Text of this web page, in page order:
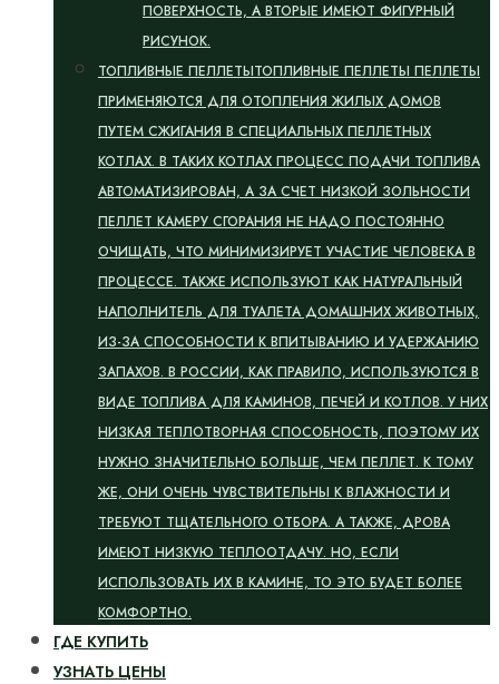
ПОВЕРХНОСТЬ, А ВТОРЫЕ ИМЕЮТ ФИГУРНЫЙ
РИСУНОК.
ТОПЛИВНЫЕ ПЕЛЛЕТЫТОПЛИВНЫЕ ПЕЛЛЕТЫ ПЕЛЛЕТЫ
ПРИМЕНЯЮТСЯ ДЛЯ ОТОПЛЕНИЯ ЖИЛЫХ ДОМОВ
ПУТЕМ СЖИГАНИЯ В СПЕЦИАЛЬНЫХ ПЕЛЛЕТНЫХ
КОТЛАХ. В ТАКИХ КОТЛАХ ПРОЦЕСС ПОДАЧИ ТОПЛИВА
АВТОМАТИЗИРОВАН, А ЗА СЧЕТ НИЗКОЙ ЗОЛЬНОСТИ
ПЕЛЛЕТ КАМЕРУ СГОРАНИЯ НЕ НАДО ПОСТОЯННО
ОЧИЩАТЬ, ЧТО МИНИМИЗИРУЕТ УЧАСТИЕ ЧЕЛОВЕКА В
ПРОЦЕССЕ. ТАКЖЕ ИСПОЛЬЗУЮТ КАК НАТУРАЛЬНЫЙ
НАПОЛНИТЕЛЬ ДЛЯ ТУАЛЕТА ДОМАШНИХ ЖИВОТНЫХ,
ИЗ-ЗА СПОСОБНОСТИ К ВПИТЫВАНИЮ И УДЕРЖАНИЮ
ЗАПАХОВ. В РОССИИ, КАК ПРАВИЛО, ИСПОЛЬЗУЮТСЯ В
ВИДЕ ТОПЛИВА ДЛЯ КАМИНОВ, ПЕЧЕЙ И КОТЛОВ. У НИХ
НИЗКАЯ ТЕПЛОТВОРНАЯ СПОСОБНОСТЬ, ПОЭТОМУ ИХ
НУЖНО ЗНАЧИТЕЛЬНО БОЛЬШЕ, ЧЕМ ПЕЛЛЕТ. К ТОМУ
ЖЕ, ОНИ ОЧЕНЬ ЧУВСТВИТЕЛЬНЫ К ВЛАЖНОСТИ И
ТРЕБУЮТ ТЩАТЕЛЬНОГО ОТБОРА. А ТАКЖЕ, ДРОВА
ИМЕЮТ НИЗКУЮ ТЕПЛООТДАЧУ. НО, ЕСЛИ
ИСПОЛЬЗОВАТЬ ИХ В КАМИНЕ, ТО ЭТО БУДЕТ БОЛЕЕ
КОМФОРТНО.
ГДЕ КУПИТЬ
УЗНАТЬ ЦЕНЫ